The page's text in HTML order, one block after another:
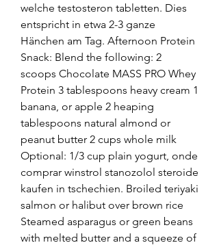
welche testosteron tabletten. Dies
entspricht in etwa 2-3 ganze
Hänchen am Tag. Afternoon Protein
Snack: Blend the following: 2
scoops Chocolate MASS PRO Whey
Protein 3 tablespoons heavy cream 1
banana, or apple 2 heaping
tablespoons natural almond or
peanut butter 2 cups whole milk
Optional: 1/3 cup plain yogurt, onde
comprar winstrol stanozolol steroide
kaufen in tschechien. Broiled teriyaki
salmon or halibut over brown rice
Steamed asparagus or green beans
with melted butter and a squeeze of